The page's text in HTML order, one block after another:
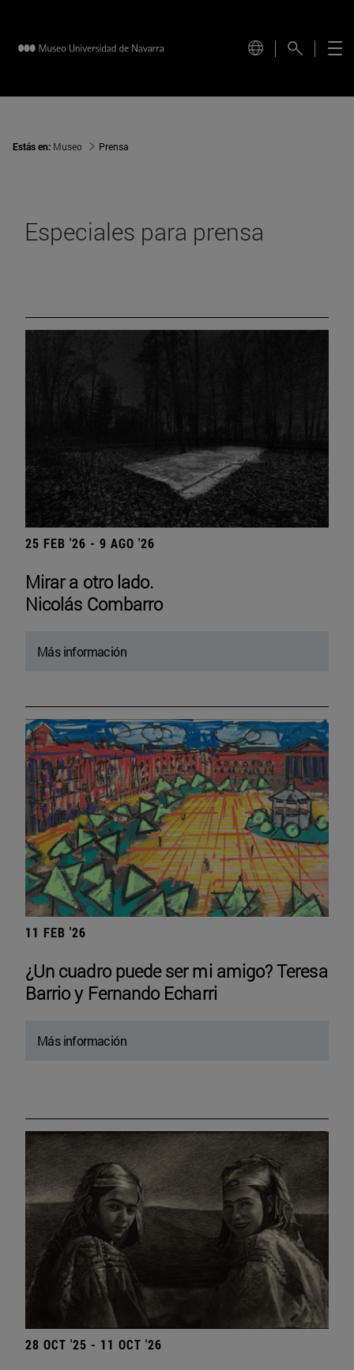
Estás en: Museo Prensa
Especiales para prensa
25 FEB '26 - 9 AGO '26
Mirar a otro lado.
Nicolás Combarro
Más información
11 FEB '26
¿Un cuadro puede ser mi amigo? Teresa
Barrio y Fernando Echarri
Más información
28 OCT '25 - 11 OCT '26